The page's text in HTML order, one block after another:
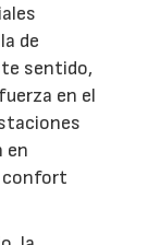
de
sentido,
en el
en
confort